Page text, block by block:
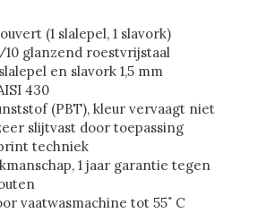
(1 slalepel, 1 slavork)
10 glanzend roestvrijstaal
en slavork 1,5 mm
430
(PBT), kleur vervaagt niet
slijtvast door toepassing
techniek
1 jaar garantie tegen
vaatwasmachine tot 55˚ C